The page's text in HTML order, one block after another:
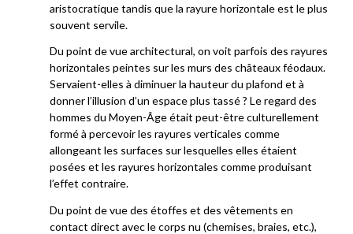
aristocratique tandis que la rayure horizontale est le plus
souvent servile.
Du point de vue architectural, on voit parfois des rayures
horizontales peintes sur les murs des châteaux féodaux.
Servaient-elles à diminuer la hauteur du plafond et à
donner l’illusion d’un espace plus tassé ? Le regard des
hommes du Moyen-Âge était peut-être culturellement
formé à percevoir les rayures verticales comme
allongeant les surfaces sur lesquelles elles étaient
posées et les rayures horizontales comme produisant
l’effet contraire.
Du point de vue des étoffes et des vêtements en
contact direct avec le corps nu (chemises, braies, etc.),